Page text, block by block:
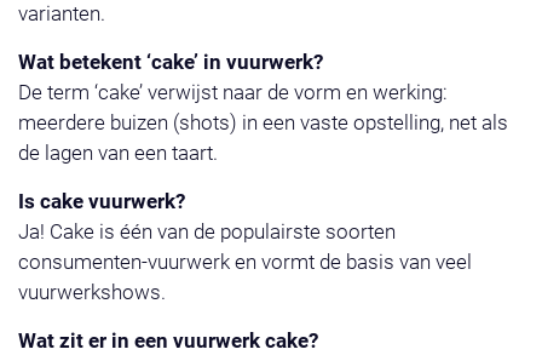
varianten.
Wat betekent ‘cake’ in vuurwerk?
De term ‘cake’ verwijst naar de vorm en werking:
meerdere buizen (shots) in een vaste opstelling, net als
de lagen van een taart.
Is cake vuurwerk?
Ja! Cake is één van de populairste soorten
consumenten-vuurwerk en vormt de basis van veel
vuurwerkshows.
Wat zit er in een vuurwerk cake?